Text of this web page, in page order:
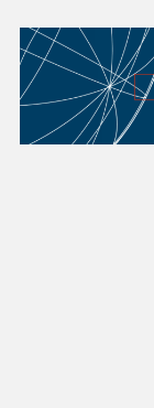
Pieria